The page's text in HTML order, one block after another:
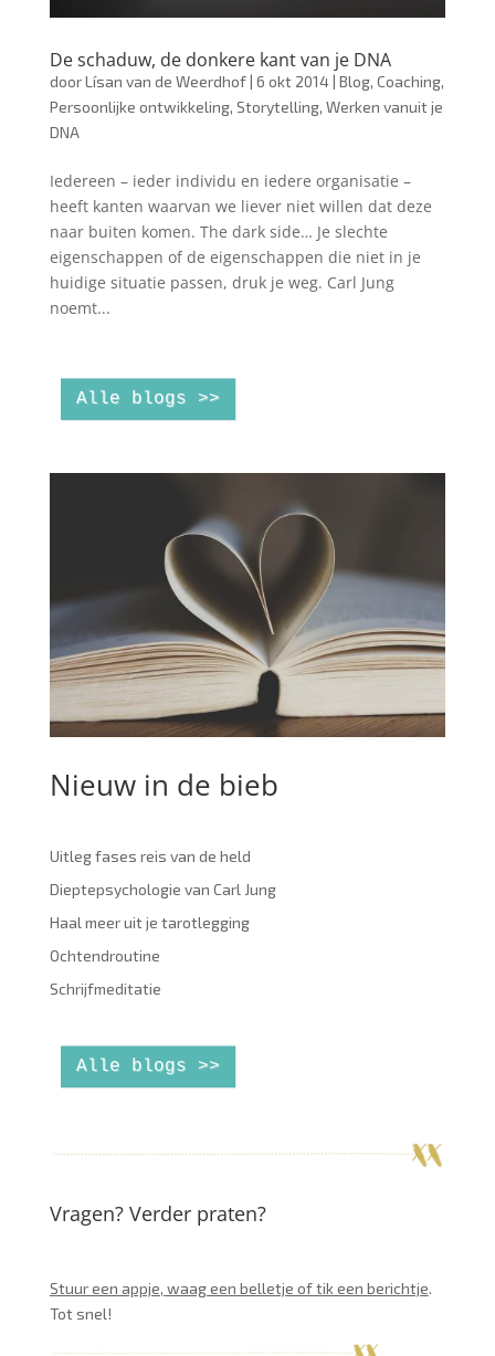
De schaduw, de donkere kant van je DNA
doorLísan van de Weerdhof| 6 okt 2014| Blog, Coaching,
Persoonlijke ontwikkeling, Storytelling, Werken vanuit je
DNA
Iedereen – ieder individu en iedere organisatie –
heeft kanten waarvan we liever niet willen dat deze
naar buiten komen. The dark side… Je slechte
eigenschappen of de eigenschappen die niet in je
huidige situatie passen, druk je weg. Carl Jung
noemt...
Alle blogs >>
Nieuw in de bieb
Uitleg fases reis van de held
Dieptepsychologie van Carl Jung
Haal meer uit je tarotlegging
Ochtendroutine
Schrijfmeditatie
Alle blogs >>
Vragen? Verder praten?
Stuur een appje, waag een belletje of tik een berichtje.
Tot snel!